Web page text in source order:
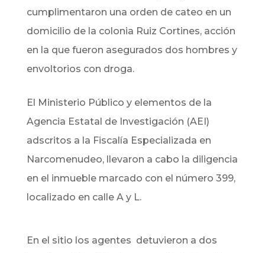
cumplimentaron una orden de cateo en un
domicilio de la colonia Ruiz Cortines, acción
en la que fueron asegurados dos hombres y
envoltorios con droga.
El Ministerio Público y elementos de la
Agencia Estatal de Investigación (AEI)
adscritos a la Fiscalía Especializada en
Narcomenudeo, llevaron a cabo la diligencia
en el inmueble marcado con el número 399,
localizado en calle A y L.
En el sitio los agentes detuvieron a dos